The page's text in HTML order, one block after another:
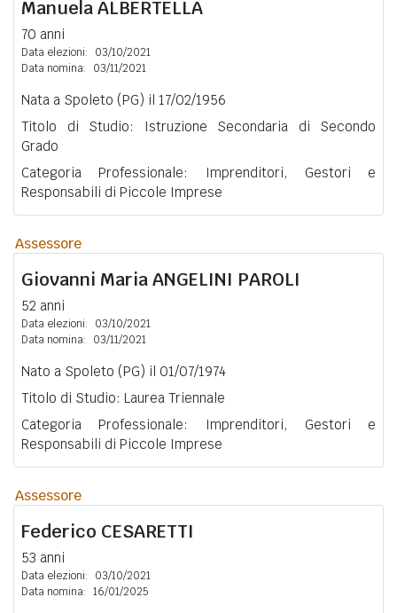
ManuelaALBERTELLA
70 anni
Data elezioni:
03/10/2021
Data nomina:
03/11/2021
Nata a Spoleto (PG) il 17/02/1956
Titolo di Studio: Istruzione Secondaria di Secondo
Grado
Categoria Professionale: Imprenditori, Gestori e
Responsabili di Piccole Imprese
Assessore
Giovanni MariaANGELINI PAROLI
52 anni
Data elezioni:
03/10/2021
Data nomina:
03/11/2021
Nato a Spoleto (PG) il 01/07/1974
Titolo di Studio: Laurea Triennale
Categoria Professionale: Imprenditori, Gestori e
Responsabili di Piccole Imprese
Assessore
Federico CESARETTI
53 anni
Data elezioni:
03/10/2021
Data nomina: 16/01/2025